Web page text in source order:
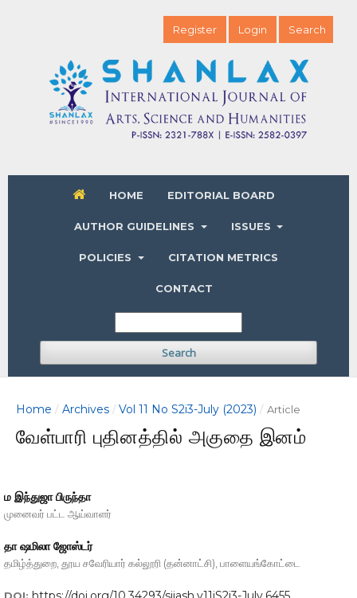
HOME EDITORIAL BOARD
AUTHOR GUIDELINES ISSUES
POLICIES CITATION METRICS
CONTACT
Search
Register Login Search
Home / Archives / Vol 11 No S2i3-July (2023) / Article
வேள்பாரி புதினத்தில் அகுதை இனம்
ம இந்துஜா பிருந்தா
முனைவர் பட்ட ஆய்வாளர்
தா ஷமிலா ஜோஸ்டர்
தமிழ்த்துறை, தூய சவேரியார் கல்லூரி (தன்னாட்சி), பாளையங்கோட்டை